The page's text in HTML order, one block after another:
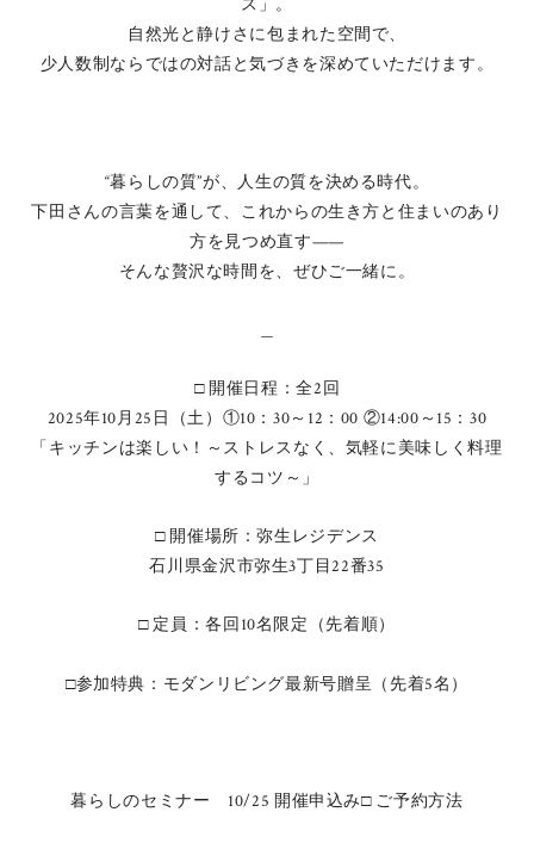
ス」。
自然光と静けさに包まれた空間で、
少人数制ならではの対話と気づきを深めていただけます。
“暮らしの質”が、人生の質を決める時代。
下田さんの言葉を通して、これからの生き方と住まいのあり
方を見つめ直す——
そんな贅沢な時間を、ぜひご一緒に。
□ 開催日程：全2回
2025年10月25日（土）①10：30～12：00 ②14:00～15：30
「キッチンは楽しい！～ストレスなく、気軽に美味しく料理
するコツ～」
□ 開催場所：弥生レジデンス
石川県金沢市弥生3丁目22番35
□ 定員：各回10名限定（先着順）
□参加特典：モダンリビング最新号贈呈（先着5名）
暮らしのセミナー 10/25 開催申込み□ ご予約方法